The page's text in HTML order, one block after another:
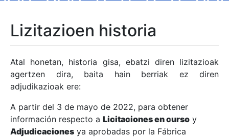
Erakutsi/Ezkutatu
Erakutsi/Ezkutatu
Erakutsi/Ezkutatu
Lizitazioen historia
Atal honetan, historia gisa, ebatzi diren lizitazioak
agertzen dira, baita hain berriak ez diren
adjudikazioak ere:
A partir del 3 de mayo de 2022, para obtener
información respecto a Licitaciones en curso y
Adjudicaciones ya aprobadas por la Fábrica